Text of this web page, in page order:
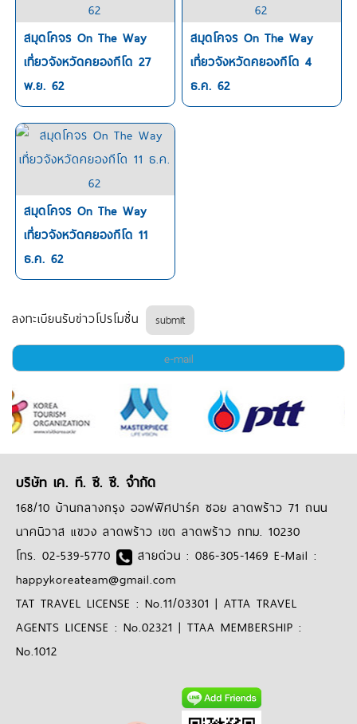
สมุดโคจร On The Way
เที่ยวจังหวัดคยองกีโด 27
พ.ย. 62
สมุดโคจร On The Way
เที่ยวจังหวัดคยองกีโด 4
ธ.ค. 62
สมุดโคจร On The Way
เที่ยวจังหวัดคยองกีโด 11
ธ.ค. 62
ลงทะเบียนรับข่าวโปรโมชั่น submit
บริษัท เค. ที. ซี. ซี. จำกัด
168/10 บ้านกลางกรุง ออฟฟิศปาร์ค ซอย ลาดพร้าว 71 ถนน
นาคนิวาส แขวง ลาดพร้าว เขต ลาดพร้าว กทม. 10230
โทร. 02-539-5770
สายด่วน : 086-305-1469 E-Mail :
happykoreateam@gmail.com
TAT TRAVEL LICENSE : No.11/03301 | ATTA TRAVEL
AGENTS LICENSE : No.02321 | TTAA MEMBERSHIP :
No.1012